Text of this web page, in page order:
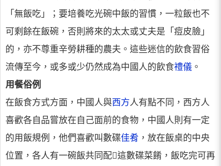
「無飯吃」；要培養吃光碗中飯的習慣，一粒飯也不
可剩餘在飯碗，否則將來的太太或丈夫是「痘皮臉」
的，亦不尊重辛勞耕種的農夫。這些迷信的飲食習俗
流傳至今，或多或少仍然成為中國人的飲食禮儀 。
用餐俗例
在飯食方式方面，中國人與西方人有點不同，西方人
喜歡各自品嘗放在自己面前的食物，中國人則有一定
的用飯規例，他們喜歡叫數碟佳肴 ，放在飯桌的中央
位置，各人有一碗飯共同配這數碟菜餚，飯吃完可再